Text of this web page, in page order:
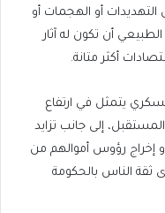
أو الهجمات أو
أن تكون له آثار
أكثر متانة.
يتمثل في ارتفاع
إلى جانب تزايد
إخراج رؤوس أموالهم من
ثقة الناس بالحكومة